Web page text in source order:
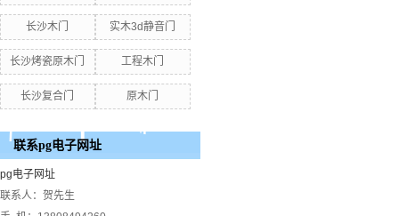
长沙木门 实木3d静音门
长沙烤瓷原木门 工程木门
长沙复合门 原木门
联系pg电子网址
pg电子网址
联系人：贺先生